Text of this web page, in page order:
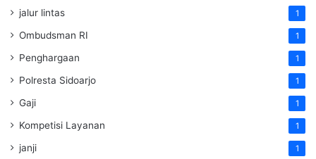
jalur lintas 1
Ombudsman RI 1
Penghargaan 1
Polresta Sidoarjo 1
Gaji 1
Kompetisi Layanan 1
janji 1